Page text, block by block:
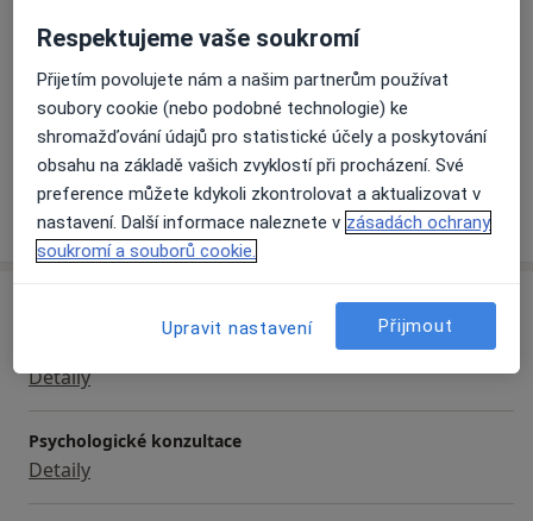
Pacienti, které ošetřuji
Dospělí (Pouze na některých adresách)
Děti od 12 let (Pouze na některých adresách)
Více
o zkušenostech
Psychological consultations in English
Detaily
Psychologické konzultace
Detaily
Respektujeme vaše soukromí
Přijetím povolujete nám a našim partnerům používat
soubory cookie (nebo podobné technologie) ke
shromažďování údajů pro statistické účely a poskytování
obsahu na základě vašich zvyklostí při procházení. Své
preference můžete kdykoli zkontrolovat a aktualizovat v
nastavení. Další informace naleznete v zásadách ochrany
soukromí a souborů cookie.
Upravit nastavení Přijmout